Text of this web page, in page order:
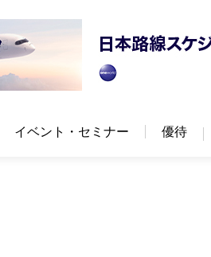
イベント・セミナー 優待